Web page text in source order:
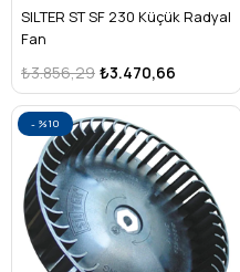
SILTER ST SF 230 Küçük Radyal
Fan
₺3.470,66
₺3.856,29
%10